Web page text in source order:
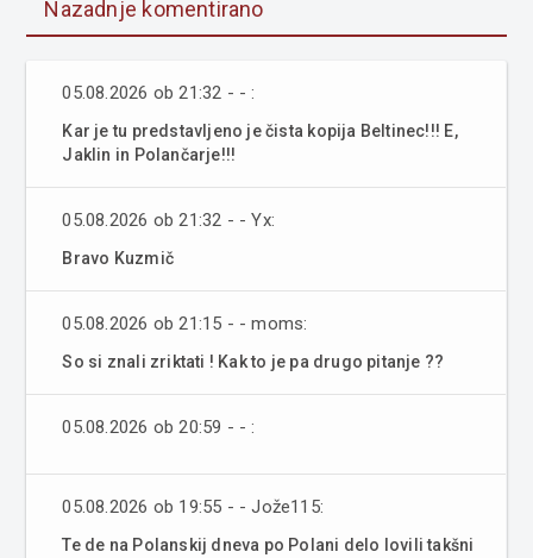
Nazadnje komentirano
05.08.2026 ob 21:32 - - :
Kar je tu predstavljeno je čista kopija Beltinec!!! E,
Jaklin in Polančarje!!!
05.08.2026 ob 21:32 - - Yx:
Bravo Kuzmič
05.08.2026 ob 21:15 - - moms:
So si znali zriktati ! Kak to je pa drugo pitanje ??
05.08.2026 ob 20:59 - - :
05.08.2026 ob 19:55 - - Jože115:
Te de na Polanskij dneva po Polani delo lovili takšni